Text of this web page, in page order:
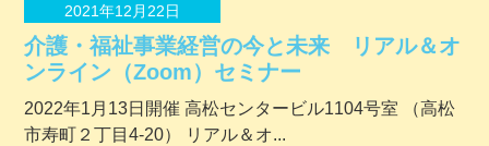
2021年12月22日
介護・福祉事業経営の今と未来 リアル＆オ
ンライン（Zoom）セミナー
2022年1月13日開催 ⾼松センタービル1104号室 （⾼松
市寿町２丁⽬4-20） リアル＆オ...